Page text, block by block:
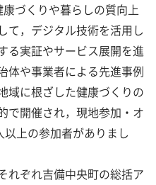
づくりや暮らしの質向上
て，デジタル技術を活用し
る実証やサービス展開を進
体や事業者による先進事例
域に根ざした健康づくりの
で開催され，現地参加・オ
上の参加者がありまし
れぞれ吉備中央町の総括ア